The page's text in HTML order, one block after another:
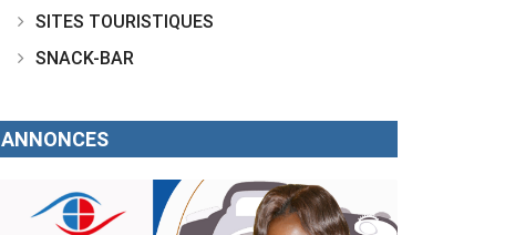
SITES TOURISTIQUES
SNACK-BAR
ANNONCES